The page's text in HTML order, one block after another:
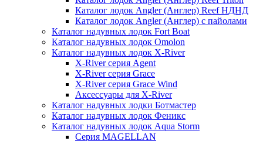
Каталог лодок Angler (Англер) Reef НДНД
Каталог лодок Angler (Англер) с пайолами
Каталог надувных лодок Fort Boat
Каталог надувных лодок Omolon
Каталог надувных лодок X-River
X-River серия Agent
X-River серия Grace
X-River серия Grace Wind
Аксессуары для X-River
Каталог надувных лодки Ботмастер
Каталог надувных лодок Феникc
Каталог надувных лодок Aqua Storm
Серия MAGELLAN